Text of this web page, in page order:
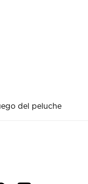
del peluche